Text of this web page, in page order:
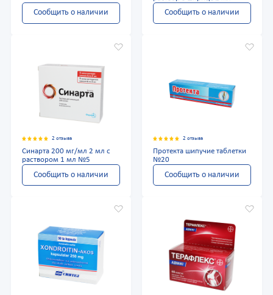
Сообщить о наличии Сообщить о наличии
2 отзыва
Синарта 200 мг/мл 2 мл с
раствором 1 мл №5
Сообщить о наличии
2 отзыва
Протекта шипучие таблетки
№20
Сообщить о наличии